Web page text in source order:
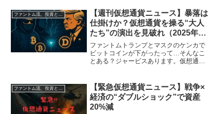
さに歴史的な一週間でした。💹【1】市場
全体の時価...
ファントム流、投資と資産形成術
【週刊仮想通貨ニュース】暴落は
仕掛けか？仮想通貨を操る“大人
たち”の演出を見破れ（2025年6
月1日〜6月7日）
ファントムトランプとマスクのケンカで
ビットコインが下がったって…そんなこ
とある？ジャービスあります。仮想通貨
プ vs マスク” まさかのSNSバトルが仮想
通貨に直...
【緊急仮想通貨ニュース】戦争×
経済の“ダブルショック”で資産
20%減